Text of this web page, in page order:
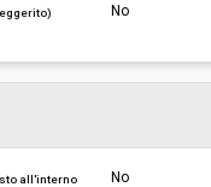
No
all'interno
No